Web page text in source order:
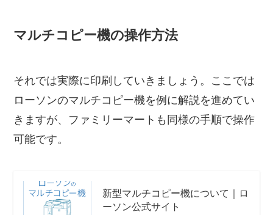
マルチコピー機の操作方法
それでは実際に印刷していきましょう。ここでは
ローソンのマルチコピー機を例に解説を進めてい
きますが、ファミリーマートも同様の手順で操作
可能です。
新型マルチコピー機について｜ロ
ーソン公式サイト